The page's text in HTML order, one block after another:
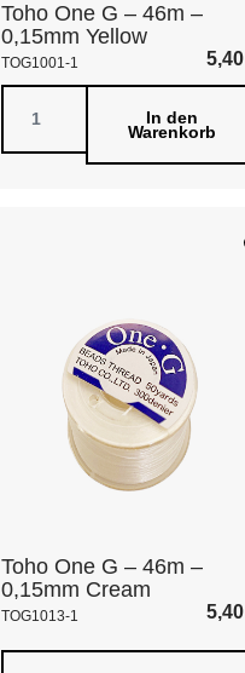
Toho One G – 46m –
0,15mm Yellow
TOG1001-1 5,40
In den
Warenkorb
Toho One G – 46m –
0,15mm Cream
TOG1013-1 5,40